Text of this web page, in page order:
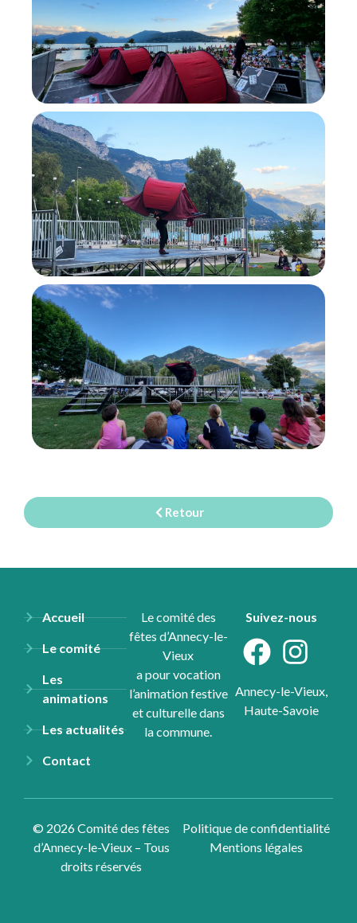
Retour
Accueil
Le comité
Les
animations
Les actualités
Contact
Le comité des
fêtes d’Annecy-le-
Vieux
a pour vocation
l’animation festive
et culturelle dans
la commune.
Suivez-nous
Annecy-le-Vieux,
Haute-Savoie
© 2026 Comité des fêtes
d’Annecy-le-Vieux – Tous
droits réservés
Politique de confidentialité
Mentions légales